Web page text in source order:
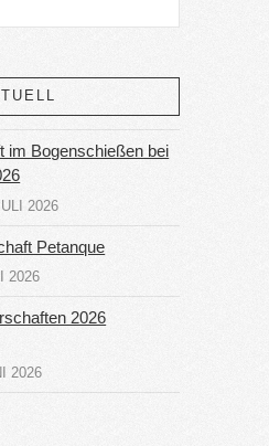
im Bogenschießen bei
2026
Petanque
2026
2026
2026